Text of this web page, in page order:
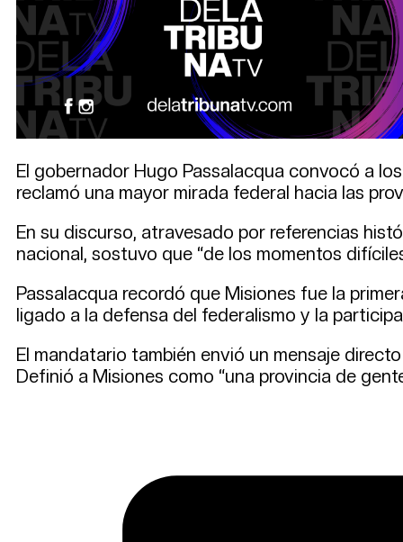
El gobernador Hugo Passalacqua convocó a
reclamó una mayor mirada federal hacia las
En su discurso, atravesado por referencias
nacional, sostuvo que “de los momentos
Passalacqua recordó que Misiones fue la
ligado a la defensa del federalismo y la
El mandatario también envió un mensaje
Definió a Misiones como “una provincia de